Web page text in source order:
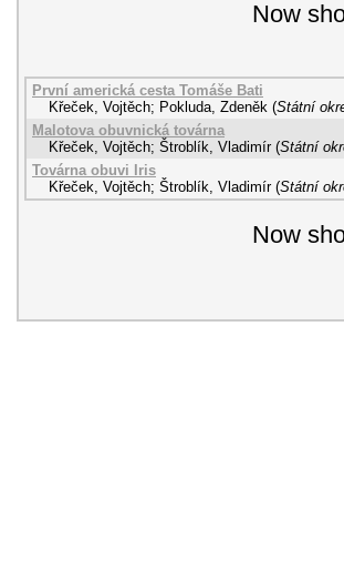
Now
První americká cesta Tomáše Bati
Křeček, Vojtěch; Pokluda, Zdeněk (Státní
Malotova obuvnická továrna
Křeček, Vojtěch; Štroblík, Vladimír (Státní
Továrna obuvi Iris
Křeček, Vojtěch; Štroblík, Vladimír (Státní
Now